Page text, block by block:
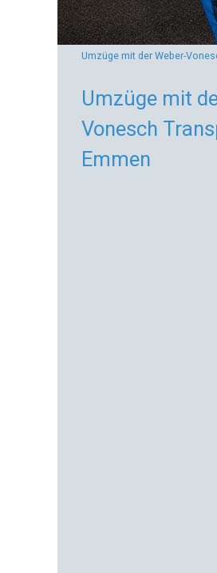
hier
Umzüge mit der Weber-
Umzüge mit
Vonesch
Emmen